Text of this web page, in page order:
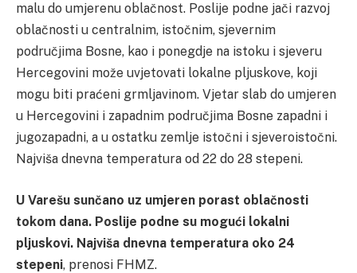
malu do umjerenu oblačnost. Poslije podne jači razvoj
oblačnosti u centralnim, istočnim, sjevernim
područjima Bosne, kao i ponegdje na istoku i sjeveru
Hercegovini može uvjetovati lokalne pljuskove, koji
mogu biti praćeni grmljavinom. Vjetar slab do umjeren
u Hercegovini i zapadnim područjima Bosne zapadni i
jugozapadni, a u ostatku zemlje istočni i sjeveroistočni.
Najviša dnevna temperatura od 22 do 28 stepeni.
U Varešu sunčano uz umjeren porast oblačnosti
tokom dana. Poslije podne su mogući lokalni
pljuskovi. Najviša dnevna temperatura oko 24
stepeni, prenosi FHMZ.